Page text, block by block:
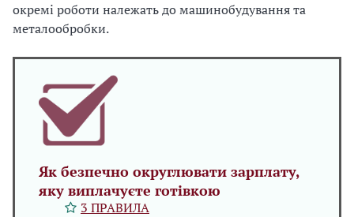
окремі роботи належать до машинобудування та
металообробки.
Як безпечно округлювати зарплату,
яку виплачуєте готівкою
3 ПРАВИЛА